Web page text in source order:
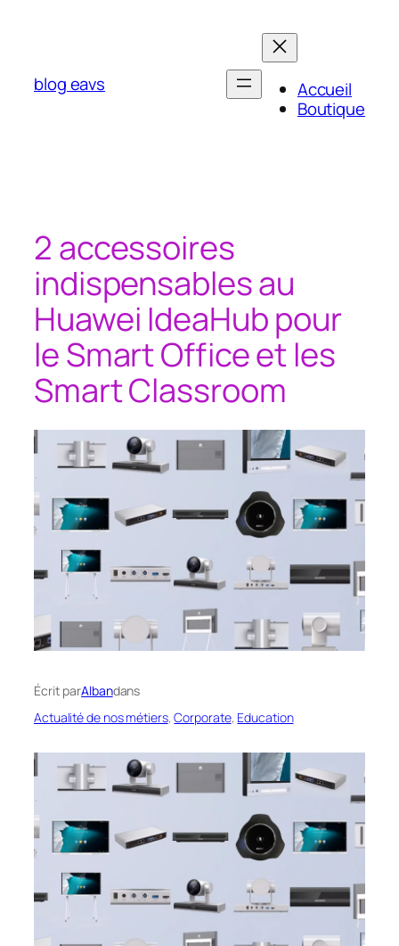
blog eavs
Accueil
Boutique
2 accessoires
indispensables au
Huawei IdeaHub pour
le Smart Office et les
Smart Classroom
Écrit parAlbandans
Actualité de nos métiers, Corporate, Education